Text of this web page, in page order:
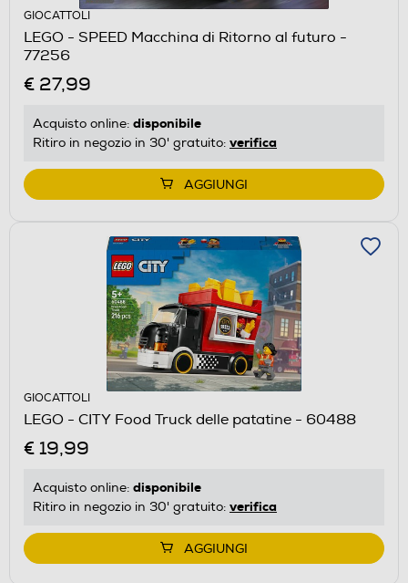
GIOCATTOLI
LEGO - SPEED Macchina di Ritorno al futuro -
77256
€ 27,99
Acquisto online: disponibile
Ritiro in negozio in 30' gratuito: verifica
AGGIUNGI
GIOCATTOLI
LEGO - CITY Food Truck delle patatine - 60488
€ 19,99
Acquisto online: disponibile
Ritiro in negozio in 30' gratuito: verifica
AGGIUNGI